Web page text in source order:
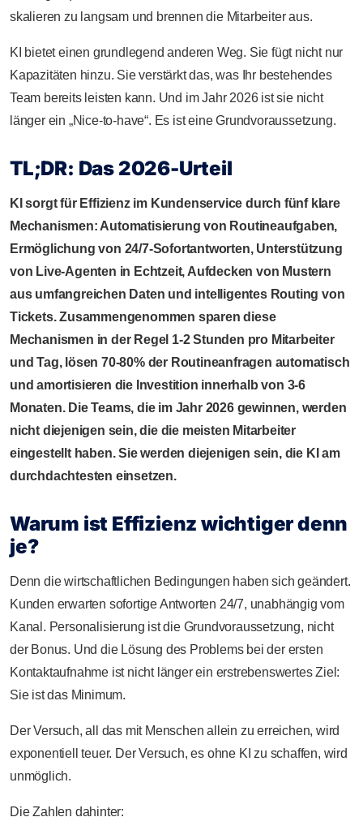
skalieren zu langsam und brennen die Mitarbeiter aus.
KI bietet einen grundlegend anderen Weg. Sie fügt nicht nur
Kapazitäten hinzu. Sie verstärkt das, was Ihr bestehendes
Team bereits leisten kann. Und im Jahr 2026 ist sie nicht
länger ein „Nice-to-have“. Es ist eine Grundvoraussetzung.
TL;DR: Das 2026-Urteil
KI sorgt für Effizienz im Kundenservice durch fünf klare
Mechanismen: Automatisierung von Routineaufgaben,
Ermöglichung von 24/7-Sofortantworten, Unterstützung
von Live-Agenten in Echtzeit, Aufdecken von Mustern
aus umfangreichen Daten und intelligentes Routing von
Tickets. Zusammengenommen sparen diese
Mechanismen in der Regel 1-2 Stunden pro Mitarbeiter
und Tag, lösen 70-80% der Routineanfragen automatisch
und amortisieren die Investition innerhalb von 3-6
Monaten. Die Teams, die im Jahr 2026 gewinnen, werden
nicht diejenigen sein, die die meisten Mitarbeiter
eingestellt haben. Sie werden diejenigen sein, die KI am
durchdachtesten einsetzen.
Warum ist Effizienz wichtiger denn
je?
Denn die wirtschaftlichen Bedingungen haben sich geändert.
Kunden erwarten sofortige Antworten 24/7, unabhängig vom
Kanal. Personalisierung ist die Grundvoraussetzung, nicht
der Bonus. Und die Lösung des Problems bei der ersten
Kontaktaufnahme ist nicht länger ein erstrebenswertes Ziel:
Sie ist das Minimum.
Der Versuch, all das mit Menschen allein zu erreichen, wird
exponentiell teuer. Der Versuch, es ohne KI zu schaffen, wird
unmöglich.
Die Zahlen dahinter: